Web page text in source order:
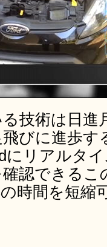
技術は日進
びに進歩
にリアルタ
認できる
時間を短縮